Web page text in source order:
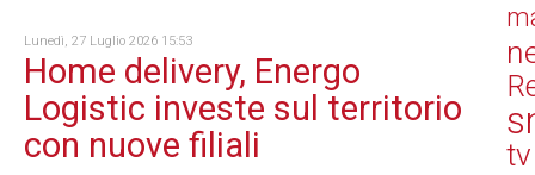
Lunedì, 27 Luglio 2026 15:53
Home delivery, Energo
Logistic investe sul territorio
con nuove filiali
tv